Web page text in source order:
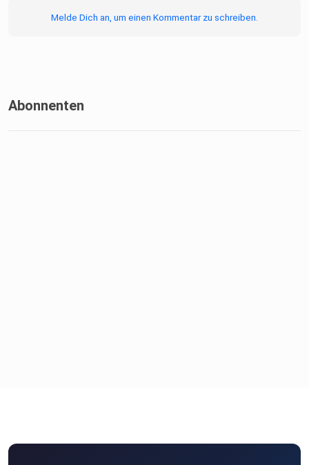
Melde Dich an, um einen Kommentar zu schreiben.
Abonnenten